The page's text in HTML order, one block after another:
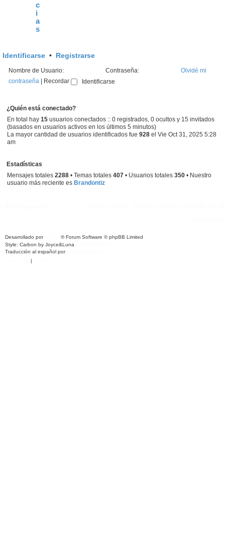
c
i
a
s
Identificarse • Registrarse
Nombre de Usuario: Contraseña:
Olvidé mi
contraseña
Recordar
¿Quién está conectado?
En total hay15 usuarios conectados :: 0 registrados, 0 ocultos y 15 invitados
(basados en usuarios activos en los últimos 5 minutos)
La mayor cantidad de usuarios identificados fue928 el Vie Oct 31, 2025 5:28
am
Estadísticas
Mensajes totales2288 • Temas totales407 • Usuarios totales350 • Nuestro
usuario más reciente es Brandontiz
Desarrollado por
® Forum Software © phpBB Limited
Style: Carbon by Joyce&Luna
Traducción al español por